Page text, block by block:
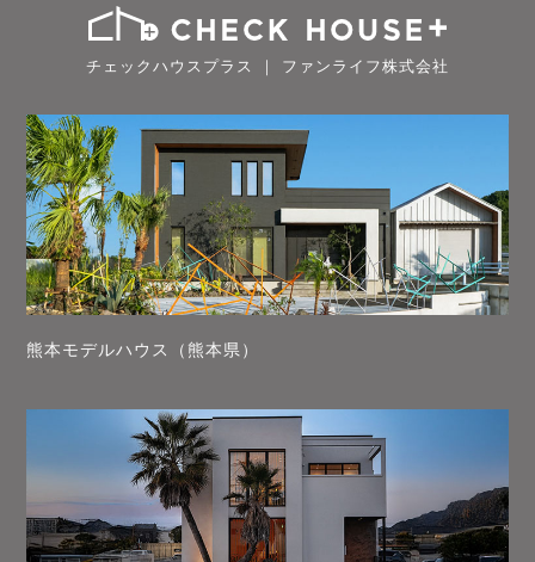
チェックハウスプラス ｜ ファンライフ株式会社
熊本モデルハウス（熊本県）